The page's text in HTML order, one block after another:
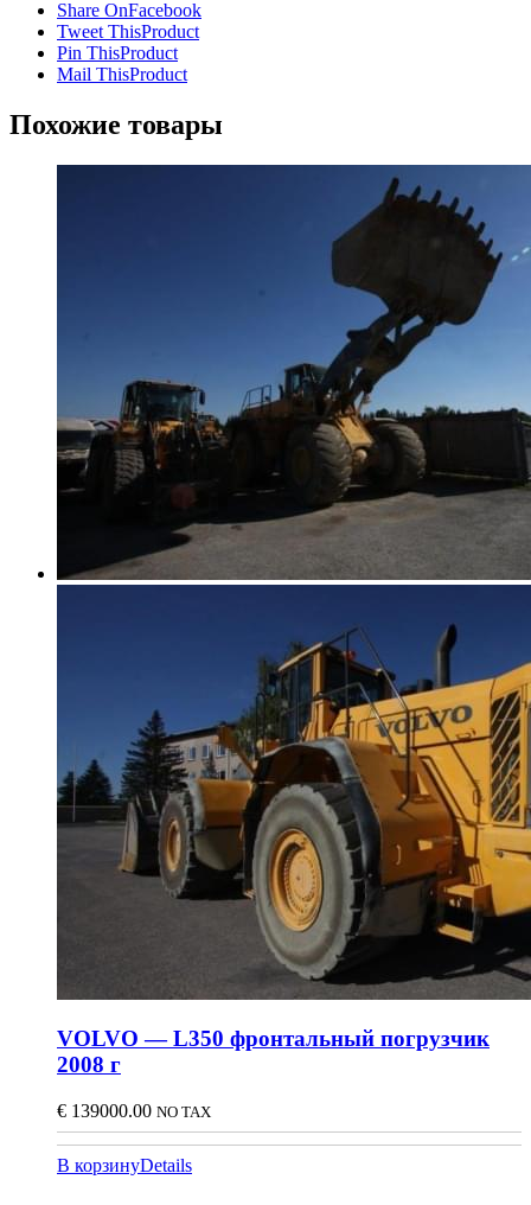
Share OnFacebook
Tweet ThisProduct
Pin ThisProduct
Mail ThisProduct
Похожие товары
VOLVO — L350 фронтальный погрузчик
2008 г
€ 139000.00 NO TAX
В корзинуDetails